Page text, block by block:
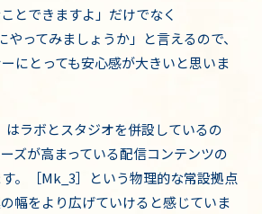
とできますよ」だけでなく
やってみましょうか」と言えるので、
にとっても安心感が大きいと思いま
はラボとスタジオを併設しているの
ズが高まっている配信コンテンツの
。［Mk_3］という物理的な常設拠点
幅をより広げていけると感じていま